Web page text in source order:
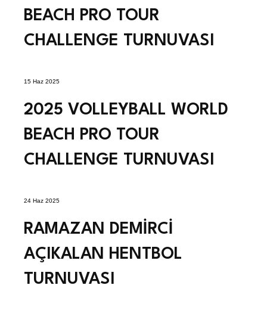
BEACH PRO TOUR
CHALLENGE TURNUVASI
15 Haz 2025
2025 VOLLEYBALL WORLD
BEACH PRO TOUR
CHALLENGE TURNUVASI
24 Haz 2025
RAMAZAN DEMİRCİ
AÇIKALAN HENTBOL
TURNUVASI